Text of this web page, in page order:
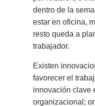
dentro de la
estar en oficina,
resto queda a
trabajador.
Existen
favorecer el
innovación clave
organizacional;